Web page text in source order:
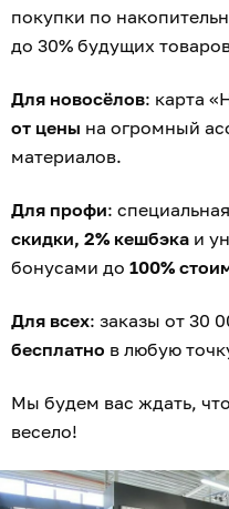
покупки по
до 30% будущих
Для новосёлов: карта
от цены на огромный
материалов.
Для профи:
скидки, 2% кешбэка и
бонусами до 100%
Для всех: заказы от 30
бесплатно в любую
Мы будем вас ждать,
весело!